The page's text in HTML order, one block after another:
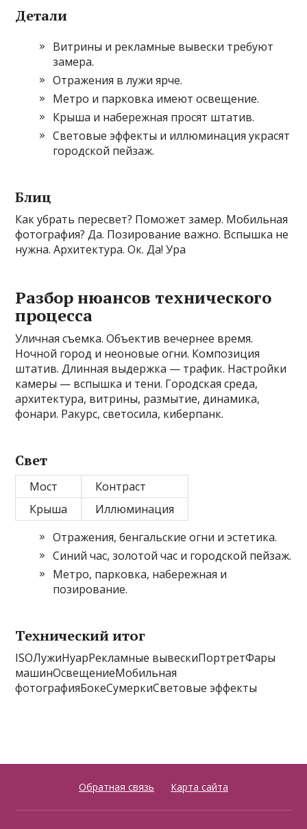
Детали
Витрины и рекламные вывески требуют
замера.
Отражения в лужи ярче.
Метро и парковка имеют освещение.
Крыша и набережная просят штатив.
Световые эффекты и иллюминация украсят
городской пейзаж.
Блиц
Как убрать пересвет? Поможет замер. Мобильная
фотография? Да. Позирование важно. Вспышка не
нужна. Архитектура. Ок. Да! Ура
Разбор нюансов технического
процесса
Уличная съемка. Объектив вечернее время.
Ночной город и неоновые огни. Композиция
штатив. Длинная выдержка — трафик. Настройки
камеры — вспышка и тени. Городская среда,
архитектура, витрины, размытие, динамика,
фонари. Ракурс, светосила, киберпанк.
Свет
Мост
Контраст
Крыша
Иллюминация
Отражения, бенгальские огни и эстетика.
Синий час, золотой час и городской пейзаж.
Метро, парковка, набережная и
позирование.
Технический итог
ISOЛужиНуарРекламные вывескиПортретФары
машинОсвещениеМобильная
фотографияБокеСумеркиСветовые эффекты
Обратная связь Карта сайта